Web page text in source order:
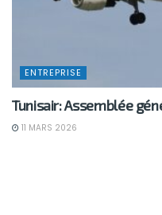
ENTREPRISE
Tunisair: Assemblée
11 MARS 2026